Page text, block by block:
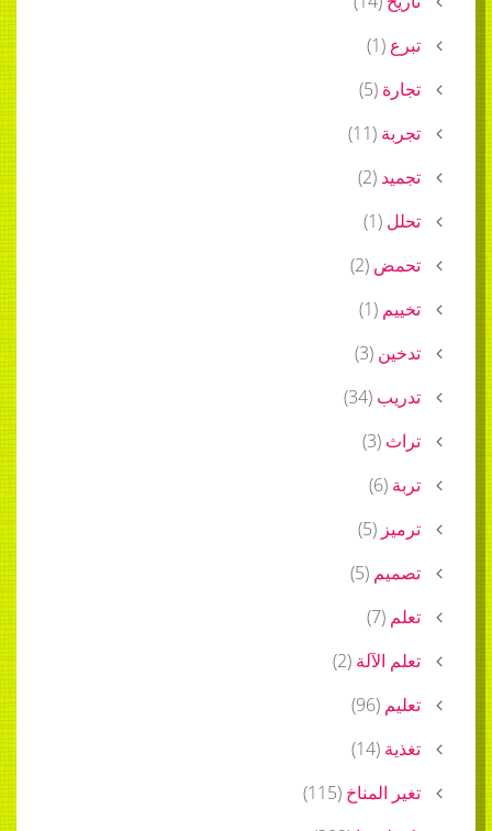
تبرع (
1
)
تجارة (
5
)
تجربة (
11
)
تجميد (
2
)
تحلل (
1
)
تحمض (
2
)
تخييم (
1
)
تدخين (
3
)
تدريب (
34
)
تراث (
3
)
تربة (
6
)
ترميز (
5
)
تصميم (
5
)
تعلم (
7
)
تعلم الآلة (
2
)
تعليم (
96
)
تغذية (
14
)
تغير المناخ (
115
)